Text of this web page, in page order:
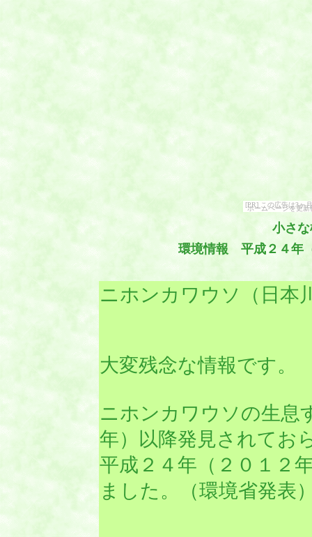
[PR] この広告は3ヶ
ホームページを更
小さ
環境情報 平成２４年
ニホンカワウソ（日本
大変残念な情報です。
ニホンカワウソの生息
年）以降発見されてお
平成２４年（２０１２
ました。（環境省発表